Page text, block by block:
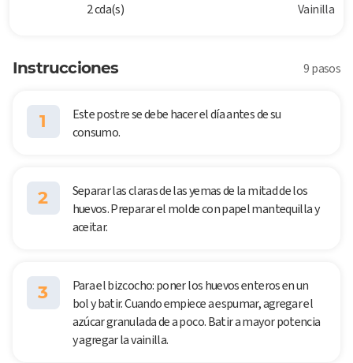
2 cda(s) Vainilla
Instrucciones 9 pasos
1
Este postre se debe hacer el día antes de su
consumo.
2
Separar las claras de las yemas de la mitad de los
huevos. Preparar el molde con papel mantequilla y
aceitar.
3
Para el bizcocho: poner los huevos enteros en un
bol y batir. Cuando empiece a espumar, agregar el
azúcar granulada de a poco. Batir a mayor potencia
y agregar la vainilla.